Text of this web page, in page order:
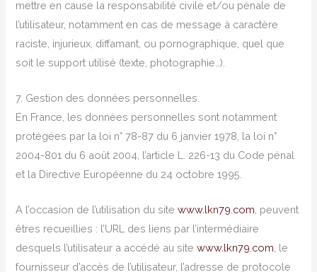
mettre en cause la responsabilité civile et/ou pénale de
l’utilisateur, notamment en cas de message à caractère
raciste, injurieux, diffamant, ou pornographique, quel que
soit le support utilisé (texte, photographie…).
7. Gestion des données personnelles.
En France, les données personnelles sont notamment
protégées par la loi n° 78-87 du 6 janvier 1978, la loi n°
2004-801 du 6 août 2004, l’article L. 226-13 du Code pénal
et la Directive Européenne du 24 octobre 1995.
A l’occasion de l’utilisation du sitewww.lkn79.com , peuvent
êtres recueillies : l’URL des liens par l’intermédiaire
desquels l’utilisateur a accédé au sitewww.lkn79.com , le
fournisseur d’accès de l’utilisateur, l’adresse de protocole